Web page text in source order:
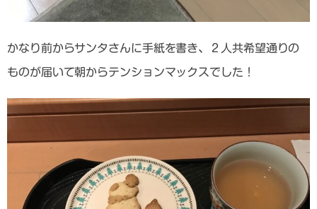
かなり前からサンタさんに手紙を書き、２人共希望通りの
ものが届いて朝からテンションマックスでした！